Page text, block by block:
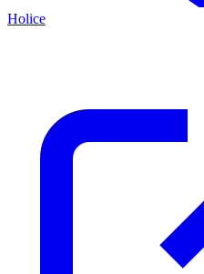
Holice